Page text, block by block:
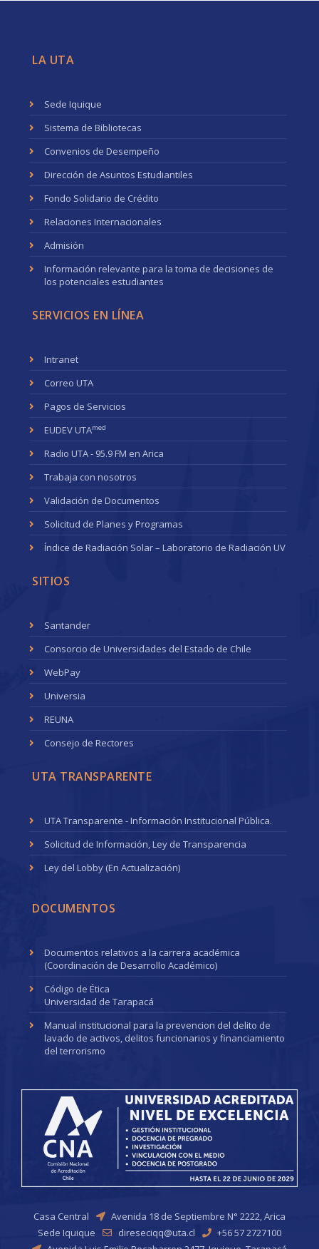
LA UTA
Sede Iquique
Sistema de Bibliotecas
Convenios de Desempeño
Dirección de Asuntos Estudiantiles
Fondo Solidario de Crédito
Relaciones Internacionales
Admisión
Información relevante para la toma de decisiones de
los potenciales estudiantes
SERVICIOS EN LÍNEA
Intranet
Correo UTA
Pagos de Servicios
EUDEV UTAmed
Radio UTA - 95.9 FM en Arica
Trabaja con nosotros
Validación de Documentos
Solicitud de Planes y Programas
Índice de Radiación Solar – Laboratorio de Radiación UV
SITIOS
Santander
Consorcio de Universidades del Estado de Chile
WebPay
Universia
REUNA
Consejo de Rectores
UTA TRANSPARENTE
UTA Transparente - Información Institucional Pública.
Solicitud de Información, Ley de Transparencia
Ley del Lobby (En Actualización)
DOCUMENTOS
Documentos relativos a la carrera académica
(Coordinación de Desarrollo Académico)
Código de Ética
Universidad de Tarapacá
Manual institucional para la prevencion del delito de
lavado de activos, delitos funcionarios y financiamiento
del terrorismo
Casa Central
Avenida 18 de Septiembre N° 2222, Arica
Sede Iquique
direseciqq@uta.cl
+56 57 2727100